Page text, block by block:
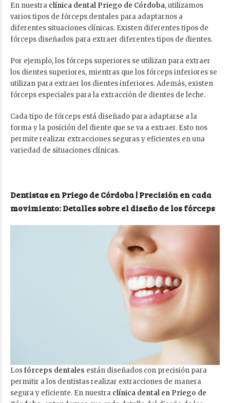
En nuestra clínica dental Priego de Córdoba, utilizamos
varios tipos de fórceps dentales para adaptarnos a
diferentes situaciones clínicas. Existen diferentes tipos de
fórceps diseñados para extraer diferentes tipos de dientes.
Por ejemplo, los fórceps superiores se utilizan para extraer
los dientes superiores, mientras que los fórceps inferiores se
utilizan para extraer los dientes inferiores. Además, existen
fórceps especiales para la extracción de dientes de leche.
Cada tipo de fórceps está diseñado para adaptarse a la
forma y la posición del diente que se va a extraer. Esto nos
permite realizar extracciones seguras y eficientes en una
variedad de situaciones clínicas.
Dentistas en Priego de Córdoba | Precisión en cada
movimiento: Detalles sobre el diseño de los fórceps
Losfórceps dentales están diseñados con precisión para
permitir a los dentistas realizar extracciones de manera
segura y eficiente. En nuestra clínica dental en Priego de